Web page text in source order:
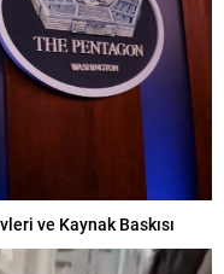
ve Kaynak Baskısı